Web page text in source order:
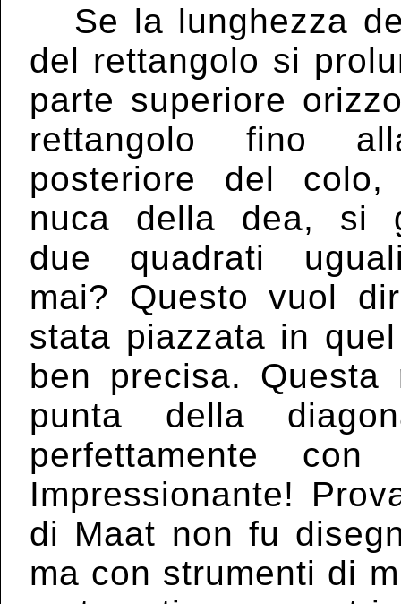
Se la lunghezza
del rettangolo si
parte superiore
rettangolo fino
posteriore del
nuca della dea, si
due quadrati
mai? Questo vuol
stata piazzata in
ben precisa.
punta della
perfettamente
Impressionante!
di Maat non fu
ma con strumenti di